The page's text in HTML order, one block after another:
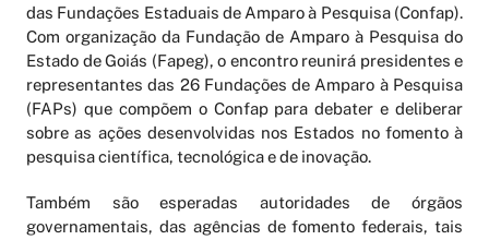
das Fundações Estaduais de Amparo à Pesquisa (Confap).
Com organização da Fundação de Amparo à Pesquisa do
Estado de Goiás (Fapeg), o encontro reunirá presidentes e
representantes das 26 Fundações de Amparo à Pesquisa
(FAPs) que compõem o Confap para debater e deliberar
sobre as ações desenvolvidas nos Estados no fomento à
pesquisa científica, tecnológica e de inovação.
Também são esperadas autoridades de órgãos
governamentais, das agências de fomento federais, tais